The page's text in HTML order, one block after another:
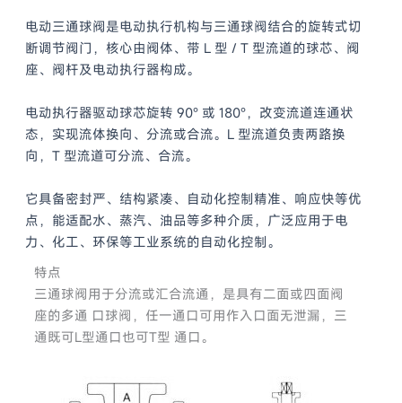
电动三通球阀是电动执行机构与三通球阀结合的旋转式切
断调节阀门，核心由阀体、带 L 型 / T 型流道的球芯、阀
座、阀杆及电动执行器构成。
电动执行器驱动球芯旋转 90° 或 180°，改变流道连通状
态，实现流体换向、分流或合流。L 型流道负责两路换
向，T 型流道可分流、合流。
它具备密封严、结构紧凑、自动化控制精准、响应快等优
点，能适配水、蒸汽、油品等多种介质，广泛应用于电
力、化工、环保等工业系统的自动化控制。
特点
三通球阀用于分流或汇合流通，是具有二面或四面阀
座的多通 口球阀，任一通口可用作入口面无泄漏，三
通既可L型通口也可T型 通口。